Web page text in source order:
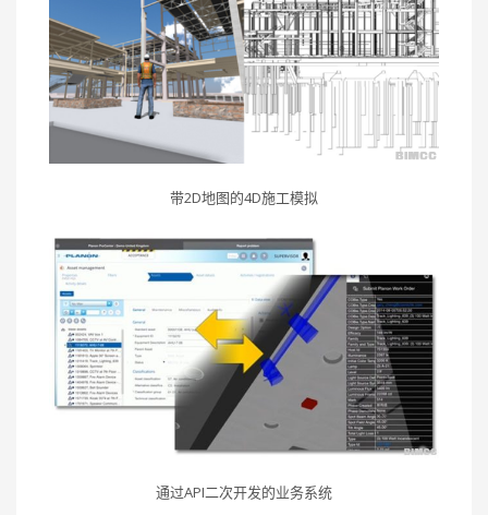
带2D地图的4D施工模拟
通过API二次开发的业务系统